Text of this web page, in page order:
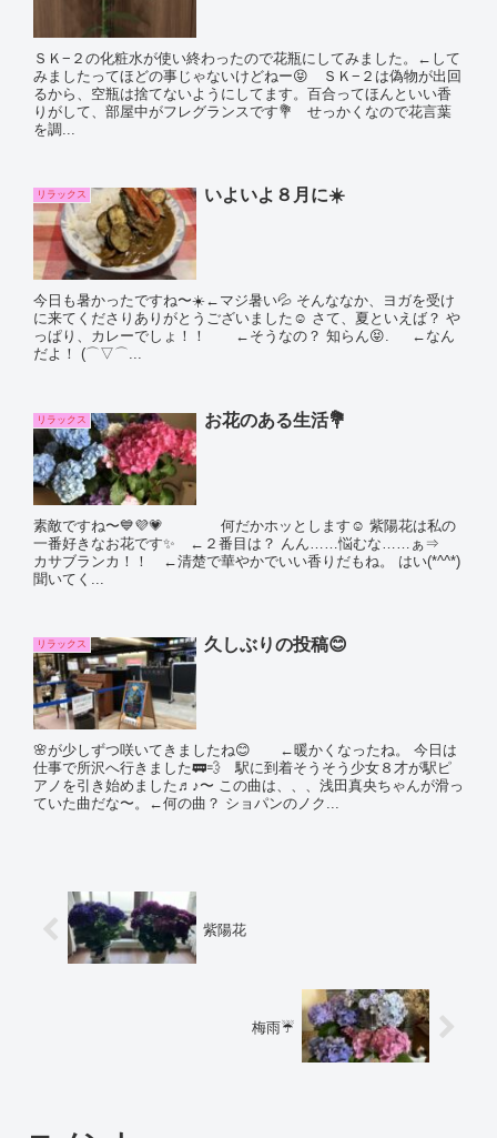
ＳＫ−２の化粧水が使い終わったので花瓶にしてみました。←して
みましたってほどの事じゃないけどねー😝 ＳＫ−２は偽物が出回
るから、空瓶は捨てないようにしてます。百合ってほんといい香
りがして、部屋中がフレグランスです💐 せっかくなので花言葉
を調...
リラックス いよいよ８月に☀️
今日も暑かったですね〜☀️←マジ暑い💦 そんななか、ヨガを受け
に来てくださりありがとうございました☺️ さて、夏といえば？ や
っぱり、カレーでしょ！！ ←そうなの？ 知らん😝. ←なん
だよ！ (⌒▽⌒...
リラックス お花のある生活💐
素敵ですね〜💙💜💗 何だかホッとします☺️ 紫陽花は私の
一番好きなお花です✨ ←２番目は？ んん……悩むな……ぁ⇒
カサブランカ！！ ←清楚で華やかでいい香りだもね。 はい(*^^*)
聞いてく...
リラックス 久しぶりの投稿😊
🌸が少しずつ咲いてきましたね😊 ←暖かくなったね。 今日は
仕事で所沢へ行きました🚃💨 駅に到着そうそう少女８才が駅ピ
アノを引き始めました♬♪〜 この曲は、、、浅田真央ちゃんが滑っ
ていた曲だな〜。←何の曲？ ショパンのノク...
紫陽花
梅雨☔️